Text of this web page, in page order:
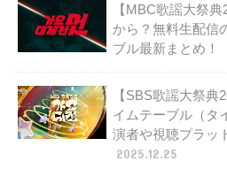
【MBC歌謡大祭
から？無料生配信
ブル最新まとめ！
【SBS歌謡大祭典
イムテーブル（タ
演者や視聴プラッ
2025.12.25